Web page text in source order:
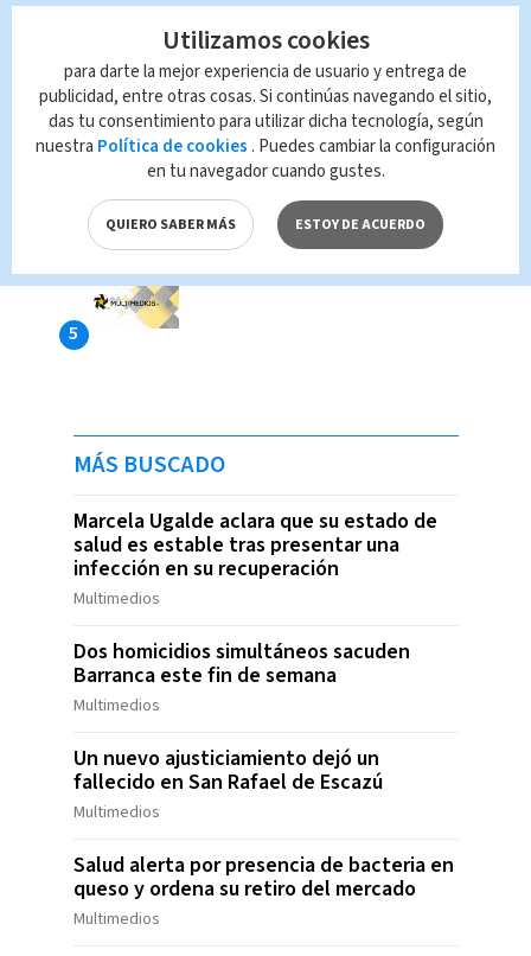
MÁS BUSCADO
Marcela Ugalde aclara que su estado de
salud es estable tras presentar una
infección en su recuperación
Multimedios
Dos homicidios simultáneos sacuden
Barranca este fin de semana
Multimedios
Un nuevo ajusticiamiento dejó un
fallecido en San Rafael de Escazú
Multimedios
Salud alerta por presencia de bacteria en
queso y ordena su retiro del mercado
Multimedios
Utilizamos cookies
para darte la mejor experiencia de usuario y entrega de
publicidad, entre otras cosas. Si continúas navegando el sitio,
das tu consentimiento para utilizar dicha tecnología, según
nuestra Política de cookies . Puedes cambiar la configuración
en tu navegador cuando gustes.
QUIERO SABER MÁS ESTOY DE ACUERDO